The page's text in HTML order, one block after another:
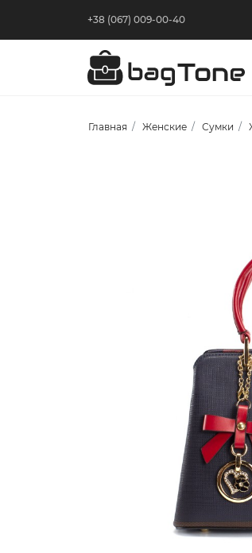
+38 (067) 009-00-40
Главная Женские Сумки